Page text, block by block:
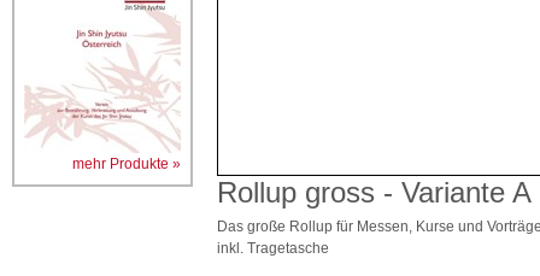
mehr Produkte »
Rollup gross - Variante A
Das große Rollup für Messen, Kurse und
inkl. Tragetasche